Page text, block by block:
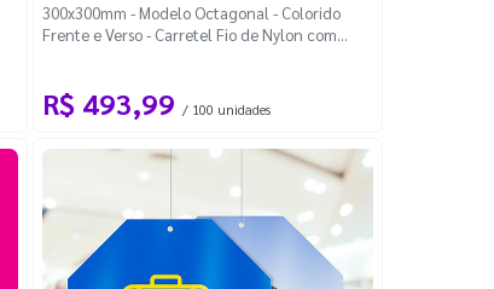
300x300mm - Modelo Octagonal - Colorido
Frente e Verso - Carretel Fio de Nylon com
R$ 493,99 / 100 unidades